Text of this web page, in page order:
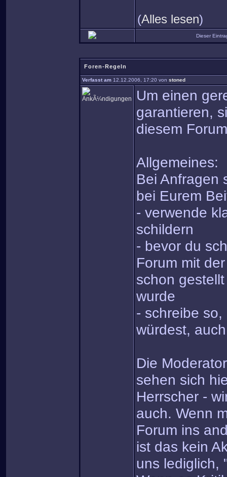
(Alles lesen)
Dieser
Foren-Regeln
Verfasst am 12.12.2006, 17:20 von stoned
Um einen
garantieren,
diesem
Allgemeines:
Bei Anfragen
bei Eurem
- verwende
schildern
- bevor du
Forum mit
schon
wurde
- schreibe
würdest,
Die
sehen sich
Herrscher -
auch. Wenn
Forum ins
ist das kein
uns lediglich,